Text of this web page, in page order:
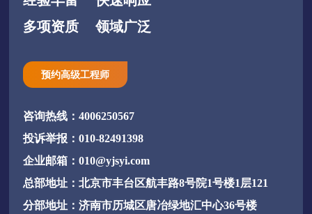
多项资质
领域广泛
预约高级工程师
咨询热线：4006250567
投诉举报：010-82491398
企业邮箱：010@yjsyi.com
总部地址：北京市丰台区航丰路8号院1号楼1层121
分部地址：济南市历城区唐冶绿地汇中心36号楼